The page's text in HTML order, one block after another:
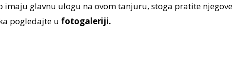
imaju glavnu ulogu na ovom tanjuru, stoga pratite njegove
pogledajte u fotogaleriji.